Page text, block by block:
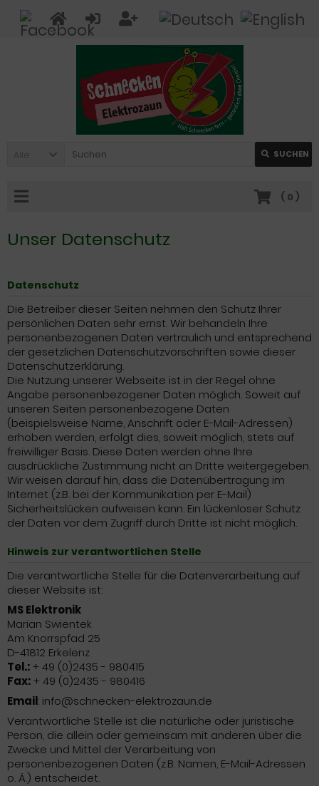
Alle SUCHEN
( 0 )
Unser Datenschutz
Datenschutz
Die Betreiber dieser Seiten nehmen den Schutz Ihrer
persönlichen Daten sehr ernst. Wir behandeln Ihre
personenbezogenen Daten vertraulich und entsprechend
der gesetzlichen Datenschutzvorschriften sowie dieser
Datenschutzerklärung.
Die Nutzung unserer Webseite ist in der Regel ohne
Angabe personenbezogener Daten möglich. Soweit auf
unseren Seiten personenbezogene Daten
(beispielsweise Name, Anschrift oder E-Mail-Adressen)
erhoben werden, erfolgt dies, soweit möglich, stets auf
freiwilliger Basis. Diese Daten werden ohne Ihre
ausdrückliche Zustimmung nicht an Dritte weitergegeben.
Wir weisen darauf hin, dass die Datenübertragung im
Internet (z.B. bei der Kommunikation per E-Mail)
Sicherheitslücken aufweisen kann. Ein lückenloser Schutz
der Daten vor dem Zugriff durch Dritte ist nicht möglich.
Hinweis zur verantwortlichen Stelle
Die verantwortliche Stelle für die Datenverarbeitung auf
dieser Website ist:
MS Elektronik
Marian Swientek
Am Knorrspfad 25
D-41812 Erkelenz
Tel.:+ 49 (0)2435 - 980415
Fax:+ 49 (0)2435 - 980416
Email: info@schnecken-elektrozaun.de
Verantwortliche Stelle ist die natürliche oder juristische
Person, die allein oder gemeinsam mit anderen über die
Zwecke und Mittel der Verarbeitung von
personenbezogenen Daten (z.B. Namen, E-Mail-Adressen
o. Ä.) entscheidet.